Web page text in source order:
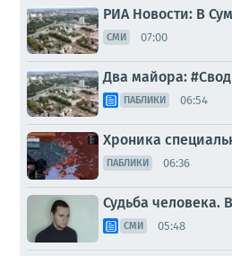
РИА Новости: В
СМИ 07:00
Два майора:
ПАБЛИКИ 06:54
Хроника
ПАБЛИКИ 06:36
Судьба человека.
СМИ 05:48